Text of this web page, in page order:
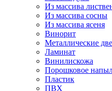
Из массива
Из массива сосны
Из массива ясеня
Винорит
Металлические
Ламинат
Винилискожа
Порошковое
Пластик
ПВХ